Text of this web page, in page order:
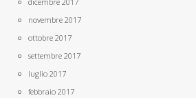
novembre 2017
ottobre 2017
settembre 2017
luglio 2017
febbraio 2017